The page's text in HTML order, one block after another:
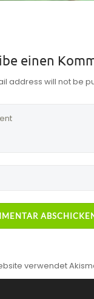
einen
address will not be
verwendet